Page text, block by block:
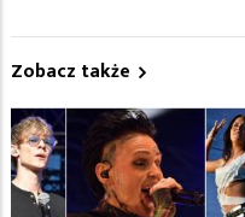
Zobacz także